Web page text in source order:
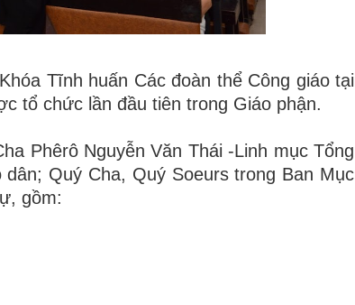
Tĩnh huấn Các đoàn thể Công giáo tại
tổ chức lần đầu tiên trong Giáo phận.
Phêrô Nguyễn Văn Thái -Linh mục Tổng
Quý Cha, Quý Soeurs trong Ban Mục
gồm: